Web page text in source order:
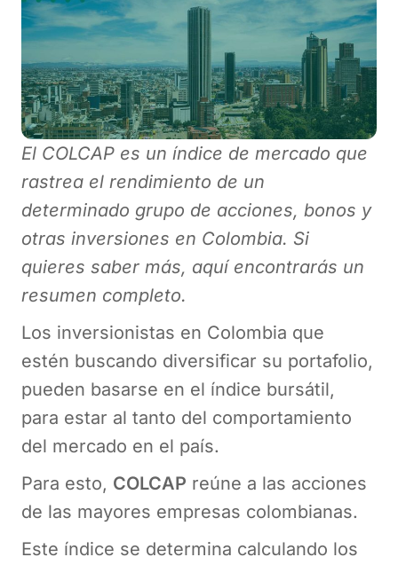
El COLCAP es un índice de mercado que
rastrea el rendimiento de un
determinado grupo de acciones, bonos y
otras inversiones en Colombia. Si
quieres saber más, aquí encontrarás un
resumen completo.
Los inversionistas en Colombia que
estén buscando diversificar su portafolio,
pueden basarse en el índice bursátil,
para estar al tanto del comportamiento
del mercado en el país.
Para esto, COLCAP reúne a las acciones
de las mayores empresas colombianas.
Este índice se determina calculando los